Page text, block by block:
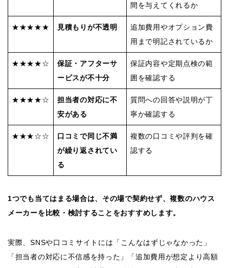
間を与えてくれるか
★★★★★ 見積もりが不透明
追加費用やオプション費
用まで明記されているか
★★★★☆
保証・アフターサ
ービスが不十分
保証内容や定期点検の範
囲を確認する
★★★★☆
担当者の対応に不
安がある
質問への回答や説明が丁
寧か確認する
★★★☆☆
口コミで同じ不満
が繰り返されてい
る
複数の口コミや評判を確
認する
1つでも当てはまる場合は、その場で契約せず、複数のハウス
メーカーを比較・検討することをおすすめします。
実際、SNSや口コミサイトには「こんなはずじゃなかった」
「担当者の対応に不信感を持った」「追加費用が想定より高額